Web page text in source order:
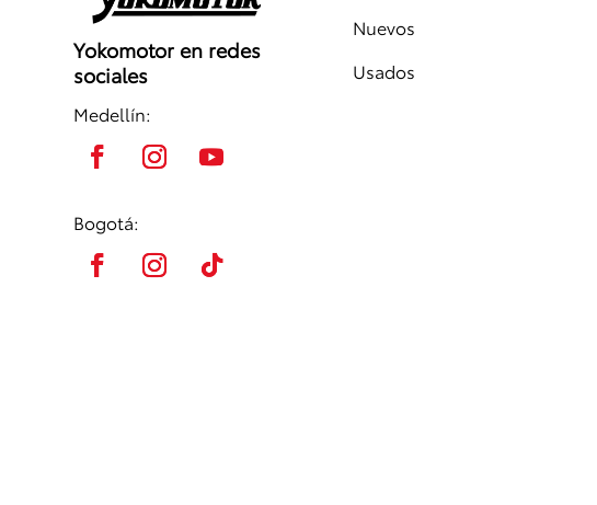
Yokomotor en redes
sociales
Medellín:
Bogotá:
Nuevos
Usados